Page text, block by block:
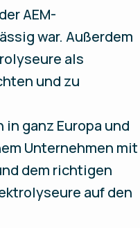
AEM-
war. Außerdem
als
und zu
ganz Europa und
Unternehmen mit
dem richtigen
auf den